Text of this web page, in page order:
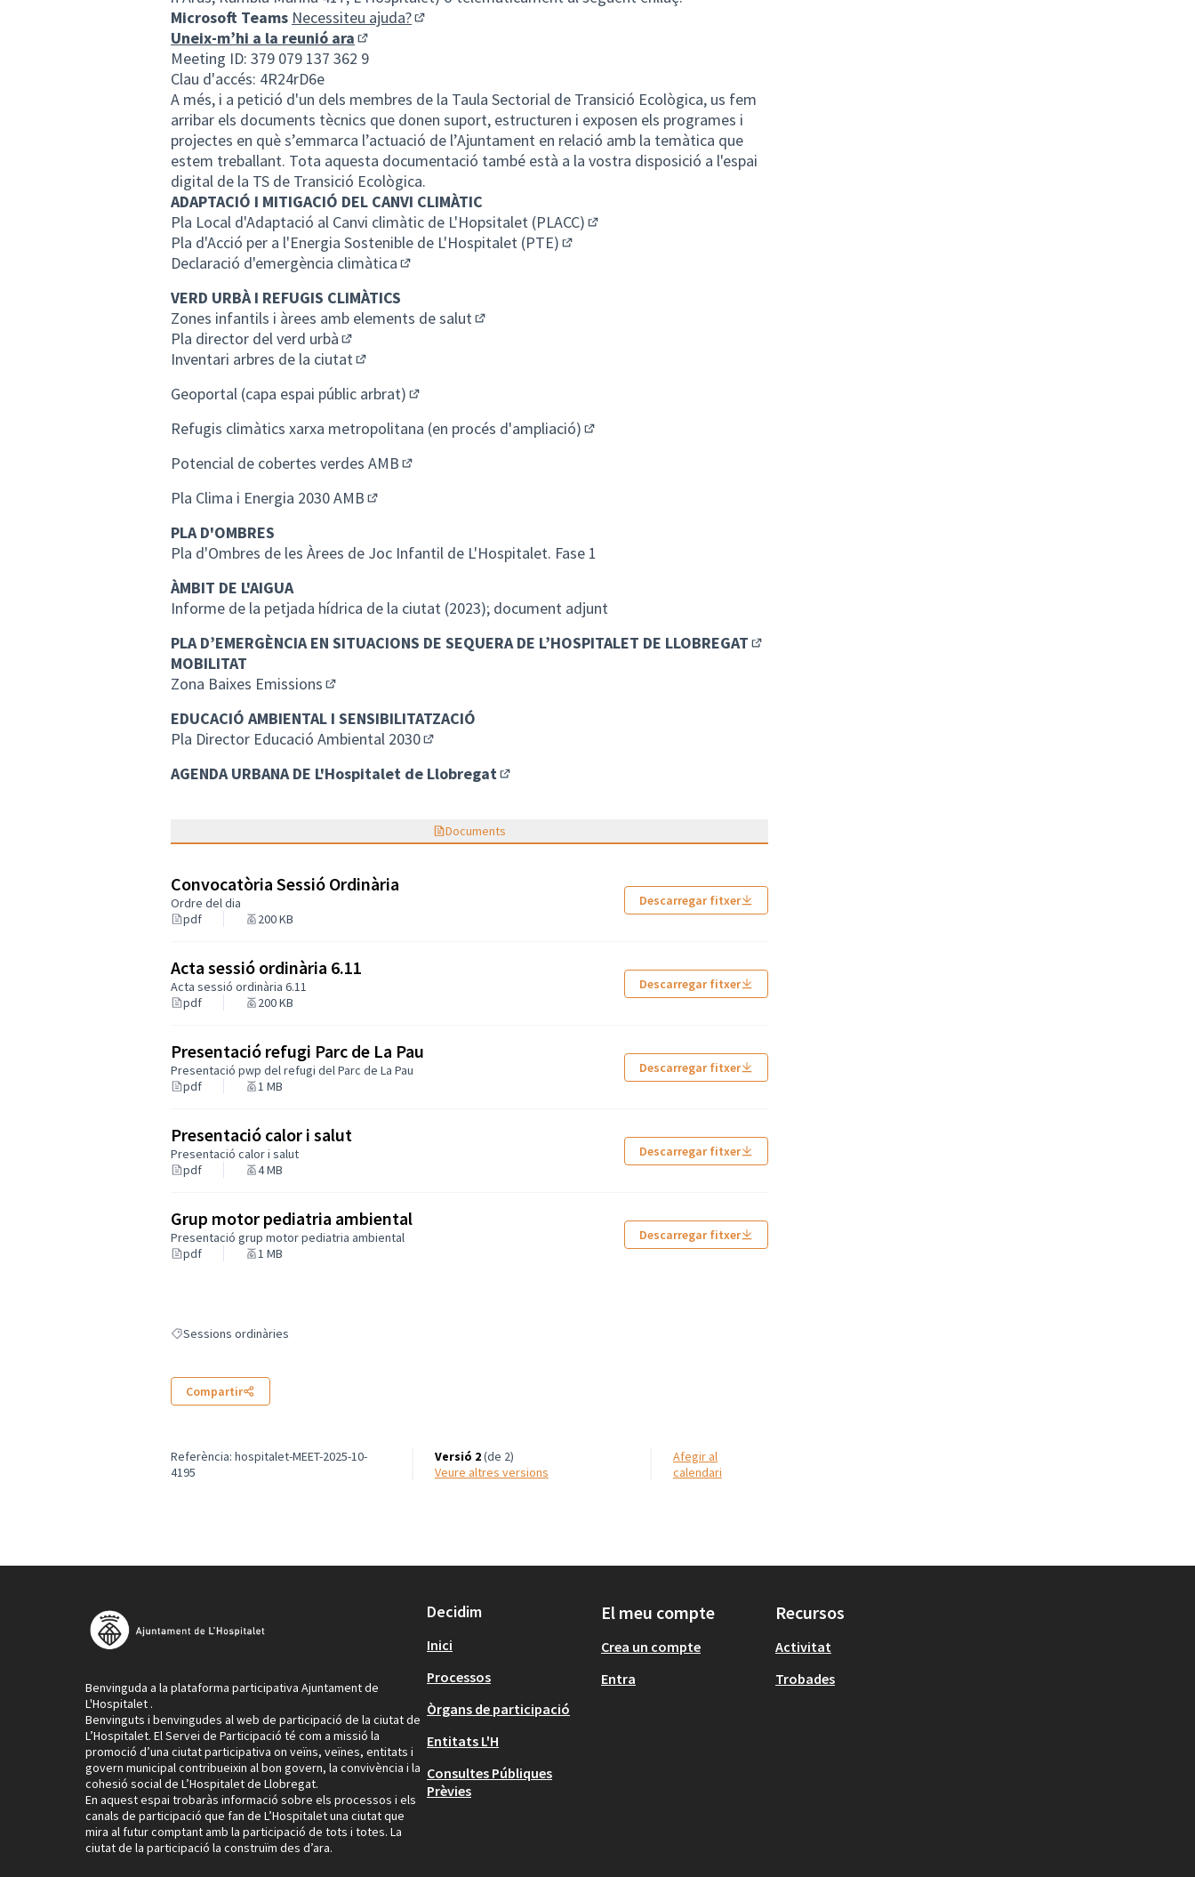
Microsoft Teams Necessiteu ajuda?
Uneix-m’hi a la reunió ara
(Enllaç extern)
Meeting ID: 379 079 137 362 9
Clau d'accés: 4R24rD6e
A més, i a petició d'un dels membres de la Taula Sectorial de Transició Ecològica, us fem
arribar els documents tècnics que donen suport, estructuren i exposen els programes i
projectes en què s’emmarca l’actuació de l’Ajuntament en relació amb la temàtica que
estem treballant. Tota aquesta documentació també està a la vostra disposició a l'espai
digital de la TS de Transició Ecològica.
ADAPTACIÓ I MITIGACIÓ DEL CANVI CLIMÀTIC
Pla Local d'Adaptació al Canvi climàtic de L'Hopsitalet (PLACC)
Pla d'Acció per a l'Energia Sostenible de L'Hospitalet (PTE)
Declaració d'emergència climàtica
VERD URBÀ I REFUGIS CLIMÀTICS
Zones infantils i àrees amb elements de salut
Pla director del verd urbà
(Enllaç extern)
Inventari arbres de la ciutat
Geoportal (capa espai públic arbrat)
Refugis climàtics xarxa metropolitana (en procés d'ampliació)
Potencial de cobertes verdes AMB
Pla Clima i Energia 2030 AMB
PLA D'OMBRES
Pla d'Ombres de les Àrees de Joc Infantil de L'Hospitalet. Fase 1
ÀMBIT DE L'AIGUA
Informe de la petjada hídrica de la ciutat (2023); document adjunt
PLA D’EMERGÈNCIA EN SITUACIONS DE SEQUERA DE L’HOSPITALET DE LLOBREGAT
MOBILITAT
Zona Baixes Emissions
EDUCACIÓ AMBIENTAL I SENSIBILITATZACIÓ
Pla Director Educació Ambiental 2030
AGENDA URBANA DE L'Hospitalet de Llobregat
Documents
Convocatòria Sessió Ordinària
Ordre del dia
pdf
200 KB
Descarregar fitxer
Acta sessió ordinària 6.11
Acta sessió ordinària 6.11
pdf
200 KB
Descarregar fitxer
Presentació refugi Parc de La Pau
Presentació pwp del refugi del Parc de La Pau
pdf
1 MB
Descarregar fitxer
Presentació calor i salut
Presentació calor i salut
pdf
4 MB
Descarregar fitxer
Grup motor pediatria ambiental
Presentació grup motor pediatria ambiental
pdf
1 MB
Descarregar fitxer
Resultats en filtrar per: Sessions ordinàries
Sessions ordinàries
Compartir
Referència: hospitalet-MEET-2025-10-
4195
Versió 2(de 2)
veure altres versions
Afegir al
calendari
Benvinguda a la plataforma participativa Ajuntament de
L'Hospitalet .
Benvinguts i benvingudes al web de participació de la ciutat de
L’Hospitalet. El Servei de Participació té com a missió la
promoció d’una ciutat participativa on veïns, veïnes, entitats i
govern municipal contribueixin al bon govern, la convivència i la
cohesió social de L’Hospitalet de Llobregat.
En aquest espai trobaràs informació sobre els processos i els
canals de participació que fan de L’Hospitalet una ciutat que
mira al futur comptant amb la participació de tots i totes. La
ciutat de la participació la construïm des d’ara.
Decidim
Inici
Processos
Òrgans de participació
Entitats L'H
Consultes Públiques
Prèvies
El meu compte
Crea un compte
Entra
Recursos
Activitat
Trobades